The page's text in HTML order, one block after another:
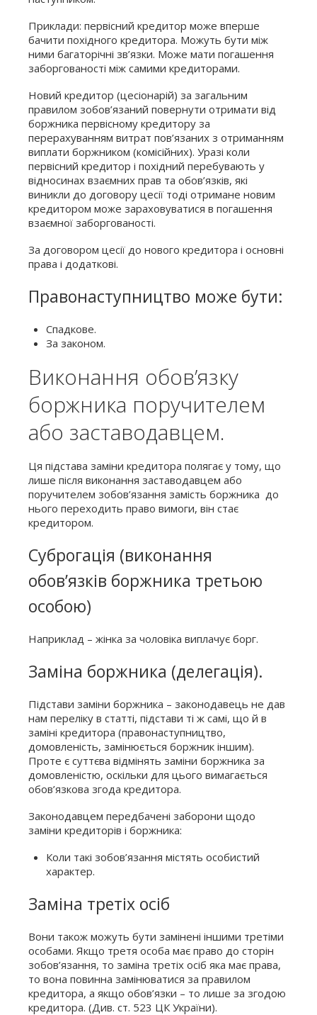
Приклади: первісний кредитор може вперше
бачити похідного кредитора. Можуть бути між
ними багаторічні зв’язки. Може мати погашення
заборгованості між самими кредиторами.
Новий кредитор (цесіонарій) за загальним
правилом зобов’язаний повернути отримати від
боржника первісному кредитору за
перерахуванням витрат пов’язаних з отриманням
виплати боржником (комісійних). Уразі коли
первісний кредитор і похідний перебувають у
відносинах взаємних прав та обов’язків, які
виникли до договору цесії тоді отримане новим
кредитором може зараховуватися в погашення
взаємної заборгованості.
За договором цесії до нового кредитора і основні
права і додаткові.
Правонаступництво може бути:
Спадкове.
За законом.
Виконання обов’язку
боржника поручителем
або заставодавцем.
Ця підстава заміни кредитора полягає у тому, що
лише після виконання заставодавцем або
поручителем зобов’язання замість боржника до
нього переходить право вимоги, він стає
кредитором.
Суброгація (виконання
обов’язків боржника третьою
особою)
Наприклад – жінка за чоловіка виплачує борг.
Заміна боржника (делегація).
Підстави заміни боржника – законодавець не дав
нам переліку в статті, підстави ті ж самі, що й в
заміні кредитора (правонаступництво,
домовленість, замінюється боржник іншим).
Проте є суттєва відмінять заміни боржника за
домовленістю, оскільки для цього вимагається
обов’язкова згода кредитора.
Законодавцем передбачені заборони щодо
заміни кредиторів і боржника:
Коли такі зобов’язання містять особистий
характер.
Заміна третіх осіб
Вони також можуть бути замінені іншими третіми
особами. Якщо третя особа має право до сторін
зобов’язання, то заміна третіх осіб яка має права,
то вона повинна замінюватися за правилом
кредитора, а якщо обов’язки – то лише за згодою
кредитора. (Див. ст. 523 ЦК України).